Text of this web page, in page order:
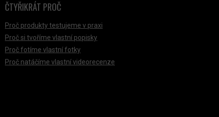
ČTYŘIKRÁT PROČ
Proč produkty testujeme v praxi
Proč si tvoříme vlastní popisky
Proč fotíme vlastní fotky
Proč natáčíme vlastní videorecenze